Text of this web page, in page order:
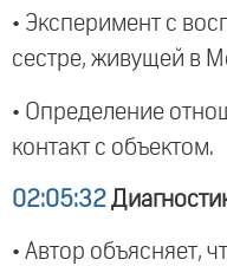
• Эксперимент с
сестре, живущей в
• Определение
контакт с объектом.
02:05:32
• Автор объясняет,